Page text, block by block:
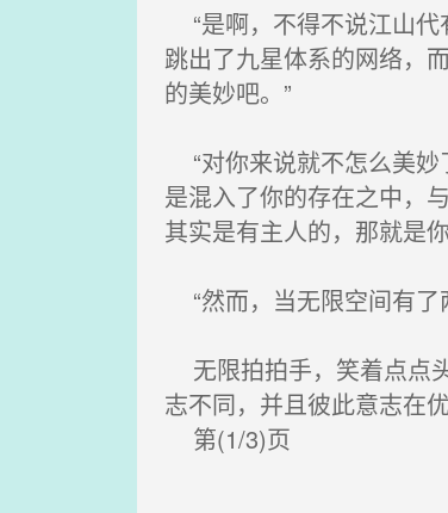
“是啊，不得不说江山代
跳出了九星体系的网络，
的美妙吧。”
“对你来说就不怎么美
是混入了你的存在之中，
其实是有主人的，那就是
“然而，当无限空间有了
无限拍拍手，笑着点点
志不同，并且彼此意志在
第(1/3)页